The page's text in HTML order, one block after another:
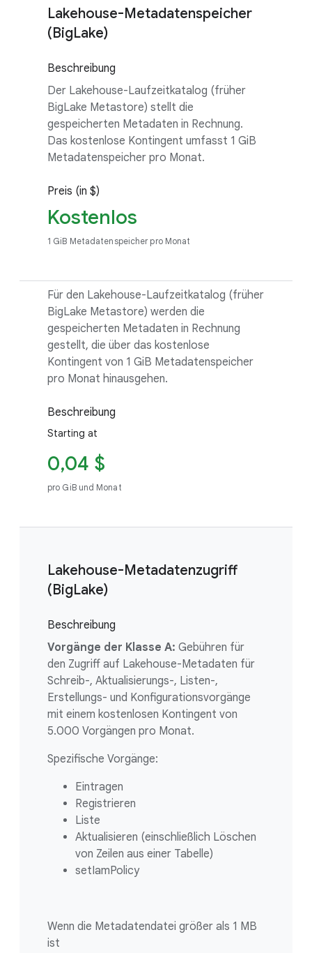
Lakehouse-Metadatenspeicher
(BigLake)
Beschreibung
Der Lakehouse-Laufzeitkatalog (früher
BigLake Metastore) stellt die
gespeicherten Metadaten in Rechnung.
Das kostenlose Kontingent umfasst 1 GiB
Metadatenspeicher pro Monat.
Preis (in $)
Kostenlos
1 GiB Metadatenspeicher pro Monat
Für den Lakehouse-Laufzeitkatalog (früher
BigLake Metastore) werden die
gespeicherten Metadaten in Rechnung
gestellt, die über das kostenlose
Kontingent von 1 GiB Metadatenspeicher
pro Monat hinausgehen.
Beschreibung
Starting at
0,04 $
pro GiB und Monat
Lakehouse-Metadatenzugriff
(BigLake)
Beschreibung
Vorgänge der Klasse A: Gebühren für
den Zugriff auf Lakehouse-Metadaten für
Schreib-, Aktualisierungs-, Listen-,
Erstellungs- und Konfigurationsvorgänge
mit einem kostenlosen Kontingent von
5.000 Vorgängen pro Monat.
Spezifische Vorgänge:
Eintragen
Registrieren
Liste
Aktualisieren (einschließlich Löschen
von Zeilen aus einer Tabelle)
setIamPolicy
Wenn die Metadatendatei größer als 1 MB
ist